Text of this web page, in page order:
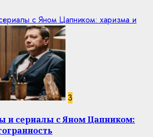
с Яном Цапником: харизма и
3
и сериалы с Яном Цапником: